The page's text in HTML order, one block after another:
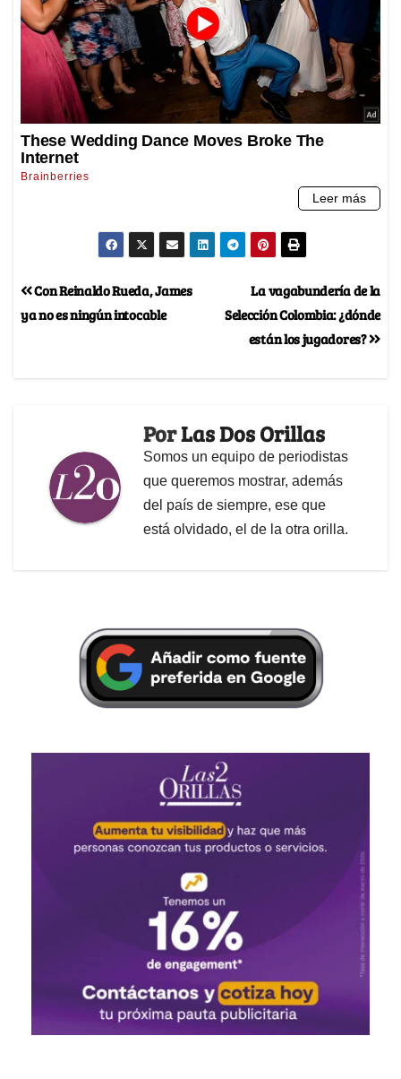
La vagabundería de la
Selección Colombia: ¿dónde
están los jugadores?
Con Reinaldo Rueda, James
ya no es ningún intocable
PorLas Dos Orillas
Somos un equipo de periodistas
que queremos mostrar, además
del país de siempre, ese que
está olvidado, el de la otra orilla.